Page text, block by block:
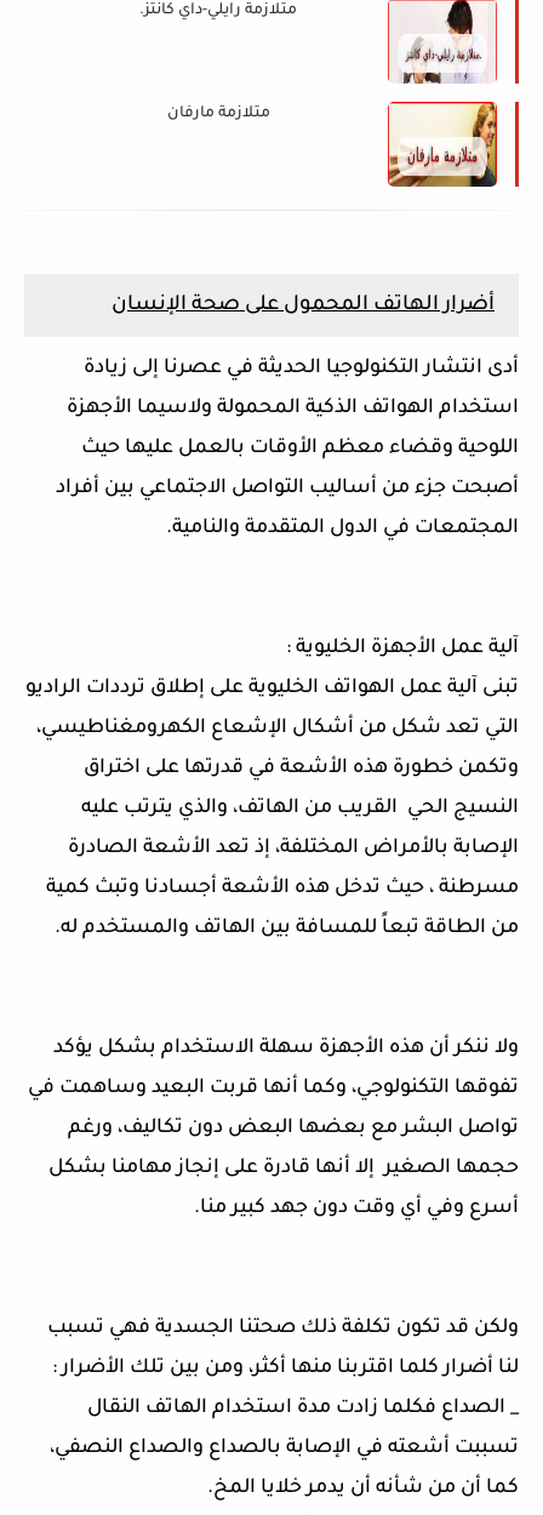
متلازمة رايلي-داي كانتز.
متلازمة مارفان
أضرار الهاتف المحمول على صحة الإنسان
أدى انتشار التكنولوجيا الحديثة في عصرنا إلى زيادة
استخدام الهواتف الذكية المحمولة ولاسيما الأجهزة
اللوحية وقضاء معظم الأوقات بالعمل عليها حيث
أصبحت جزء من أساليب التواصل الاجتماعي بين أفراد
المجتمعات في الدول المتقدمة والنامية.
آلية عمل الأجهزة الخليوية :
تبنى آلية عمل الهواتف الخليوية على إطلاق ترددات الراديو
التي تعد شكل من أشكال الإشعاع الكهرومغناطيسي،
وتكمن خطورة هذه الأشعة في قدرتها على اختراق
النسيج الحي القريب من الهاتف، والذي يترتب عليه
الإصابة بالأمراض المختلفة، إذ تعد الأشعة الصادرة
مسرطنة ، حيث تدخل هذه الأشعة أجسادنا وتبث كمية
من الطاقة تبعاً للمسافة بين الهاتف والمستخدم له.
ولا ننكر أن هذه الأجهزة سهلة الاستخدام بشكل يؤكد
تفوقها التكنولوجي، وكما أنها قربت البعيد وساهمت في
تواصل البشر مع بعضها البعض دون تكاليف، ورغم
حجمها الصغير إلا أنها قادرة على إنجاز مهامنا بشكل
أسرع وفي أي وقت دون جهد كبير منا.
ولكن قد تكون تكلفة ذلك صحتنا الجسدية فهي تسبب
لنا أضرار كلما اقتربنا منها أكثر، ومن بين تلك الأضرار :
_ الصداع فكلما زادت مدة استخدام الهاتف النقال
تسببت أشعته في الإصابة بالصداع والصداع النصفي،
كما أن من شأنه أن يدمر خلايا المخ.